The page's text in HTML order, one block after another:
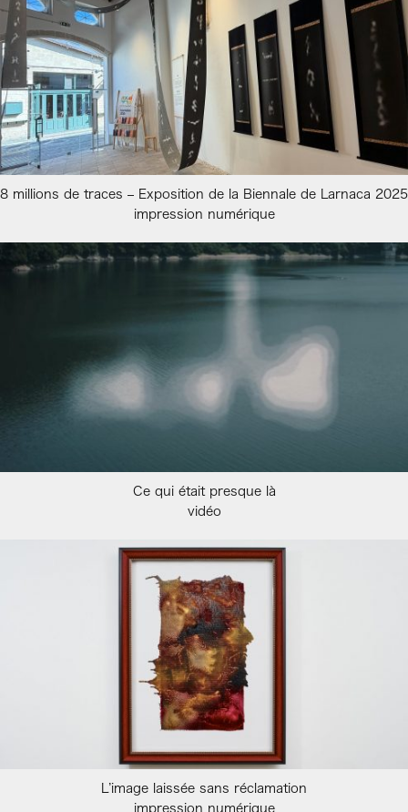
8 millions de traces – Exposition de la Biennale de Larnaca 2025
impression numérique
Ce qui était presque là
vidéo
L’image laissée sans réclamation
impression numérique